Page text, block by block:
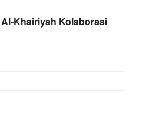
Khairiyah Kolaborasi